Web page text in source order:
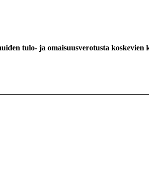
tulo- ja omaisuusverotusta koskevien